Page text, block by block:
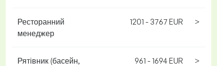
Ресторанний
менеджер
1201 - 3767 EUR >
Рятівник (басейн,
961 - 1694 EUR >